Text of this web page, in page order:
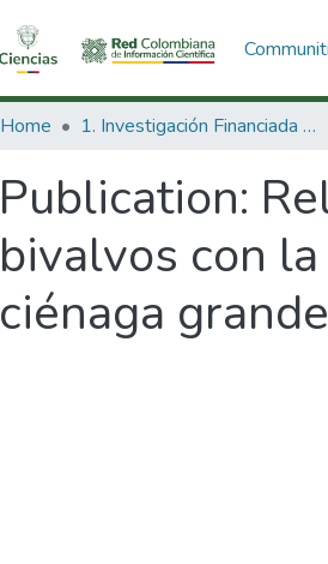
Home 1. Investigación Financiada con Recursos Públicos
Publication:
bivalvos con
ciénaga